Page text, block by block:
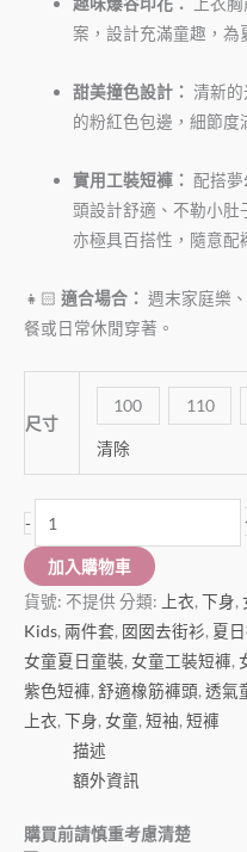
案，設計充滿童趣，為
甜美撞色設計： 清新的
的粉紅色包邊，細節度
實用工裝短褲： 配搭
頭設計舒適、不勒小肚
亦極具百搭性，隨意配
👧🏻 適合場合： 週末家庭樂
餐或日常休閒穿著。
尺寸
100 110
清除
-
加入購物車
貨號: 不提供 分類: 上衣, 下身,
Kids, 兩件套, 囡囡去街衫, 夏
女童夏日童裝, 女童工裝短褲,
紫色短褲, 舒適橡筋褲頭, 透氣
上衣, 下身, 女童, 短袖, 短褲
描述
額外資訊
購買前請慎重考慮清楚